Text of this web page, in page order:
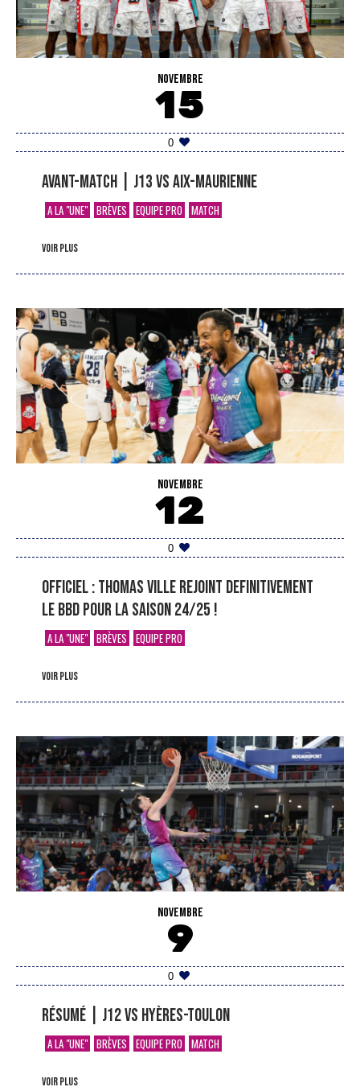
NOVEMBRE
15
0
Avant-match | J13 vs Aix-Maurienne
A LA "UNE" BRÈVES EQUIPE PRO MATCH
voir plus
NOVEMBRE
12
0
OFFICIEL : THOMAS VILLE REJOINT DEFINITIVEMENT
LE BBD POUR LA SAISON 24/25 !
A LA "UNE" BRÈVES EQUIPE PRO
voir plus
NOVEMBRE
9
0
Résumé | J12 vs Hyères-Toulon
A LA "UNE" BRÈVES EQUIPE PRO MATCH
voir plus